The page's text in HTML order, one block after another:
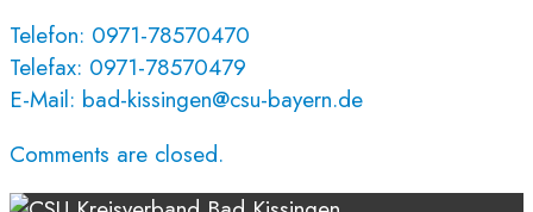
Telefon: 0971-78570470
Telefax: 0971-78570479
E-Mail: bad-kissingen@csu-bayern.de
Comments are closed.